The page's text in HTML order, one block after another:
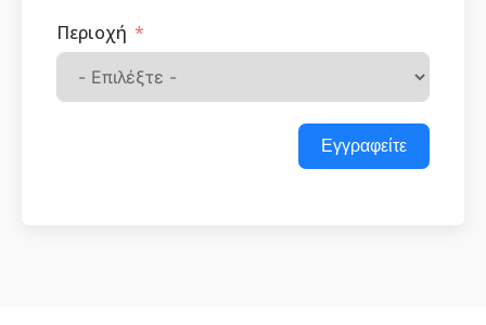
Περιοχή
Εγγραφείτε